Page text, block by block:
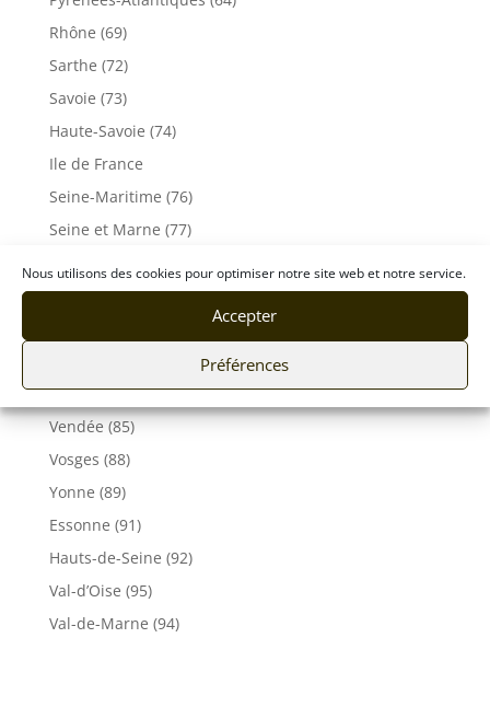
Nous utilisons des cookies pour optimiser notre site web et notre service.
Accepter
Préférences
Rhône (69)
Sarthe (72)
Savoie (73)
Haute-Savoie (74)
Ile de France
Seine-Maritime (76)
Seine et Marne (77)
Tarn (81)
Vaucluse (84)
Vendée (85)
Vosges (88)
Yonne (89)
Essonne (91)
Hauts-de-Seine (92)
Val-d’Oise (95)
Val-de-Marne (94)